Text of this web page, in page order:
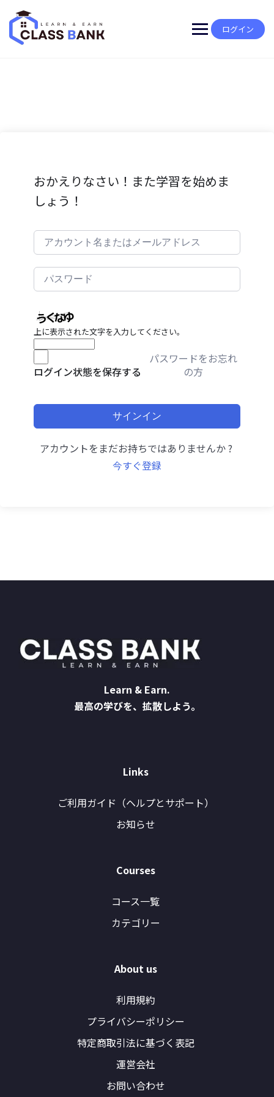
content
ログイン
おかえりなさい！また学習を始めま
しょう！
上に表示された文字を入力してください。
ログイン状態を保存する
パスワードをお忘れ
の方
サインイン
アカウントをまだお持ちではありませんか ?
今すぐ登録
Learn & Earn.
最高の学びを、拡散しよう。
Links
ご利用ガイド（ヘルプとサポート）
お知らせ
Courses
コース一覧
カテゴリー
About us
利用規約
プライバシーポリシー
特定商取引法に基づく表記
運営会社
お問い合わせ